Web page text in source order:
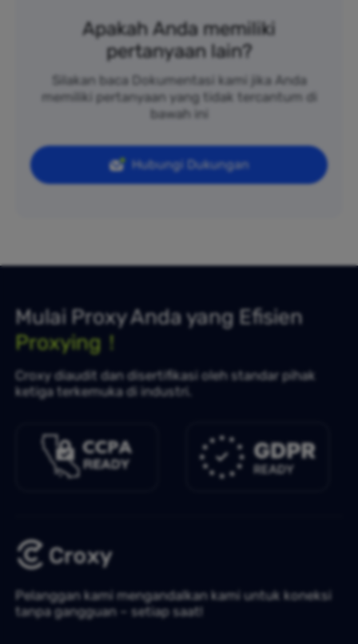
Apakah Anda memiliki
pertanyaan lain?
Silakan baca Dokumentasi kami jika Anda
memiliki pertanyaan yang tidak tercantum di
bawah ini
Hubungi Dukungan
Mulai Proxy Anda yang Efisien
Proxying！
Croxy diaudit dan disertifikasi oleh standar pihak
ketiga terkemuka di industri.
Pelanggan kami mengandalkan kami untuk koneksi
tanpa gangguan – setiap saat!